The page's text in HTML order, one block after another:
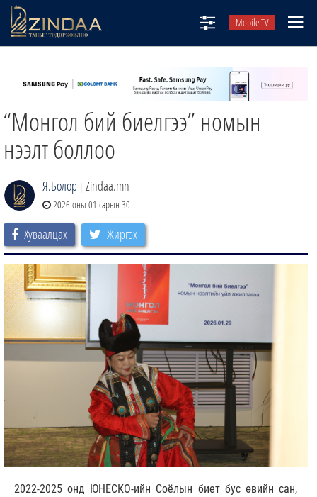
Mobile TV
ТВ8
ӨГЛӨӨНИЙ СОНИН
АУДИО ЗОХИОЛ
“Монгол бий биелгээ” номын
нээлт боллоо
Я.Болор | Zindaa.mn
2026 оны 01 сарын 30
Хуваалцах Жиргэх
2022-2025 онд ЮНЕСКО-ийн Соёлын биет бус өвийн сан,